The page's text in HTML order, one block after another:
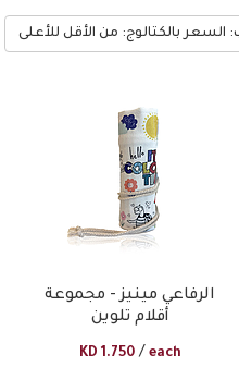
بالكتالوج: من الأقل للأعلى
الرفاعي مينيز - مجموعة
أقلام تلوين
KD 1.750 / each